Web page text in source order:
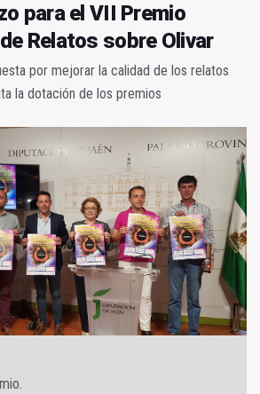
para el VII Premio
Relatos sobre Olivar
por mejorar la calidad de los relatos
la dotación de los premios